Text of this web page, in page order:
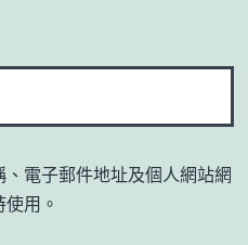
電子郵件地址及個人網站網
用。